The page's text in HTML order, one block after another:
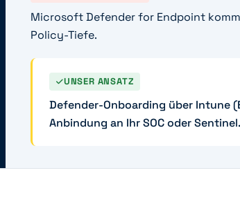
Microsoft Defender for Endpoint
Policy-Tiefe.
UNSER ANSATZ
Defender-Onboarding über Intune
Anbindung an Ihr SOC oder Sentinel.